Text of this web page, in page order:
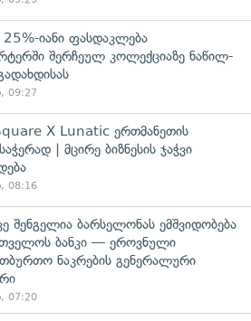
25%-იანი ფასდაკლება
შერჩეულ კოლექციაზე ნაწილ-
09:27
X Lunatic ერთმანეთის
| მცირე ბიზნესის ჯაჭვი
08:16
შენგელია ბარსელონას ემშვიდობება
ბანკი — ეროვნული
ნაკრების გენერალური
07:20